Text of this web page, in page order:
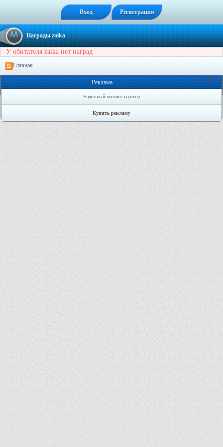
Вход Регистрация
Награды zaika
У обитателя zaika нет наград
Главная
Онлайн: 0
Реклама
Надёжный хостинг партнер
Купить рекламу